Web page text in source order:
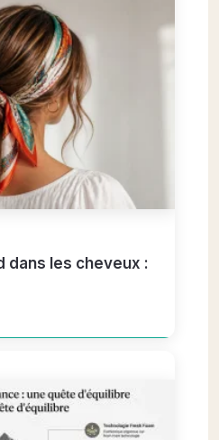
dans les cheveux :